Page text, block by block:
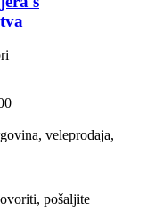
veleprodaja,
pošaljite